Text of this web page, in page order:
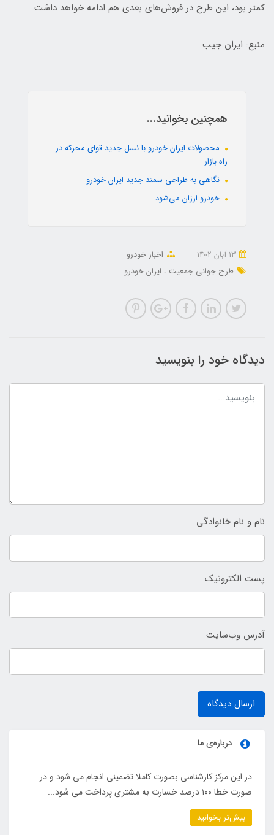
کمتر بود، این طرح در فروش‌های بعدی هم ادامه خواهد داشت.
منبع: ایران جیب
همچنین بخوانید...
محصولات ایران خودرو با نسل جدید قوای محرکه در
راه بازار
نگاهی به طراحی سمند جدید ایران خودرو
خودرو ارزان می‌شود
اخبار خودرو
طرح جوانی جمعیت
ایران خودرو
دیدگاه خود را بنویسید
نام و نام خانوادگی
پست الکترونیک
آدرس وب‌سایت
ارسال دیدگاه
درباره‌ی ما
در این مرکز کارشناسی بصورت کاملا تضمینی انجام می شود و در
صورت خطا ۱۰۰ درصد خسارت به مشتری پرداخت می شود...
بیش‌تر بخوانید